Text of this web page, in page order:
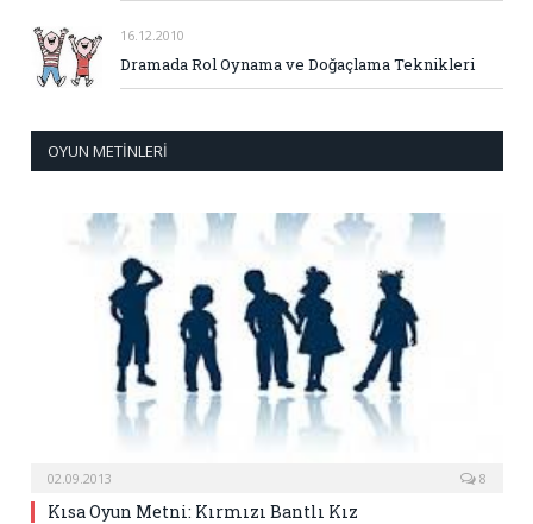
16.12.2010
Dramada Rol Oynama ve Doğaçlama Teknikleri
OYUN METINLERI
02.09.2013 8
Kısa Oyun Metni: Kırmızı Bantlı Kız